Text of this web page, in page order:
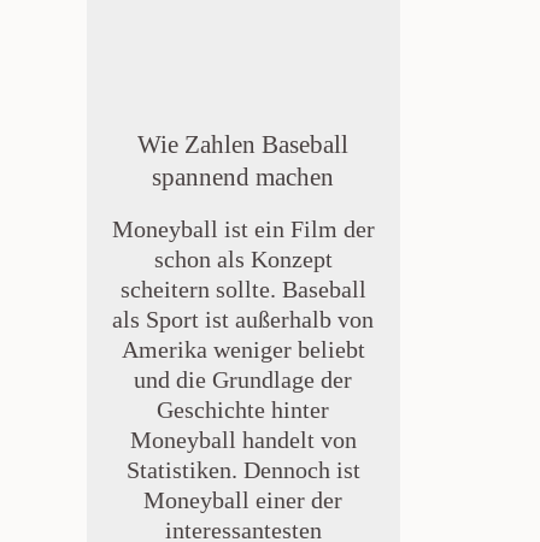
Wie Zahlen Baseball
spannend machen
Moneyball ist ein Film der
schon als Konzept
scheitern sollte. Baseball
als Sport ist außerhalb von
Amerika weniger beliebt
und die Grundlage der
Geschichte hinter
Moneyball handelt von
Statistiken. Dennoch ist
Moneyball einer der
interessantesten